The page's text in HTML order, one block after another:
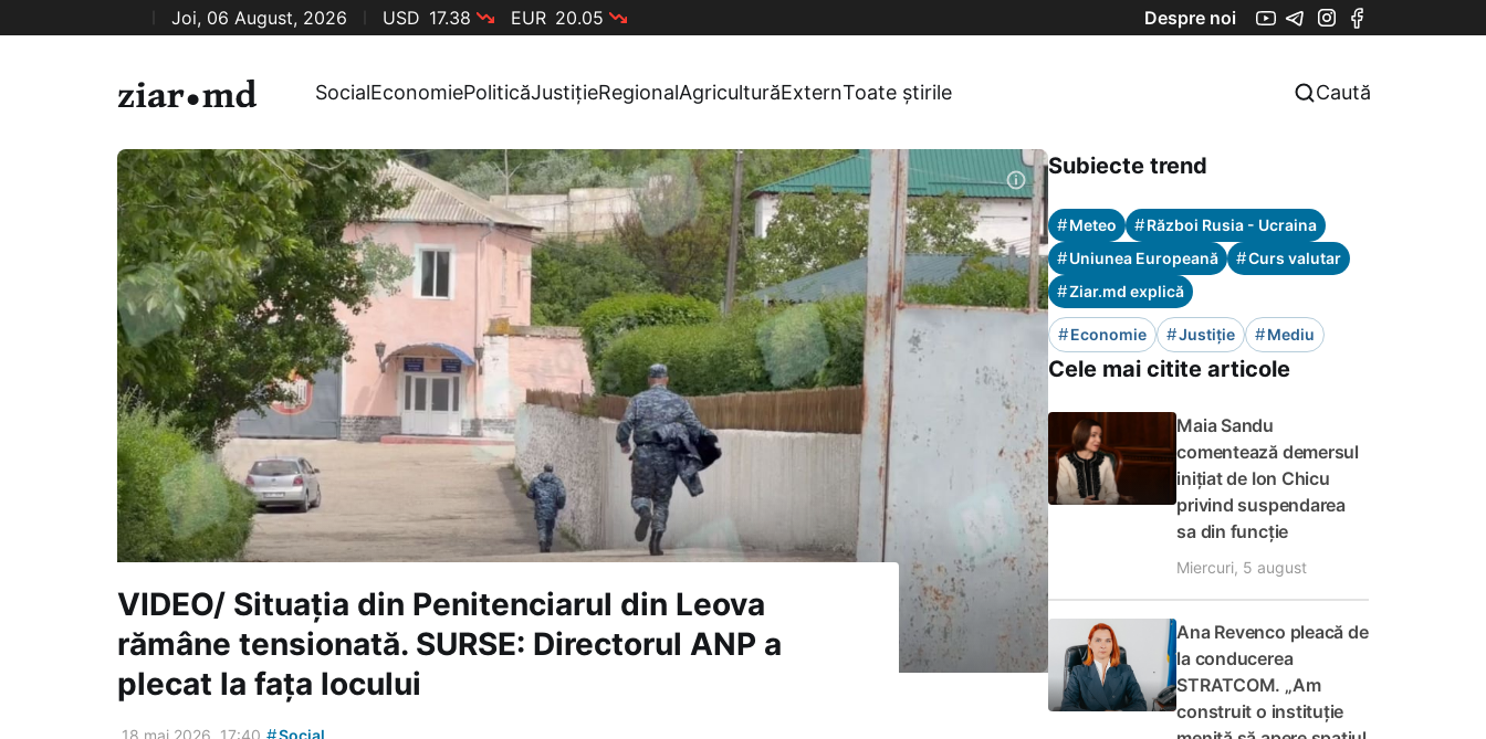
Joi, 06 August, 2026 USD 17.38 EUR 20.05 Despre noi
SocialEconomiePoliticăJustițieRegionalAgriculturăExternToate știrile Caută
VIDEO/ Situația din Penitenciarul din Leova
rămâne tensionată. SURSE: Directorul ANP a
plecat la fața locului
Subiecte trend
#Meteo #Război Rusia - Ucraina
#Uniunea Europeană #Curs valutar
#Ziar.md explică
#Economie #Justiție #Mediu
Cele mai citite articole
Maia Sandu
comentează demersul
inițiat de Ion Chicu
privind suspendarea
sa din funcție
Miercuri, 5 august
Ana Revenco pleacă de
la conducerea
STRATCOM. „Am
construit o instituție